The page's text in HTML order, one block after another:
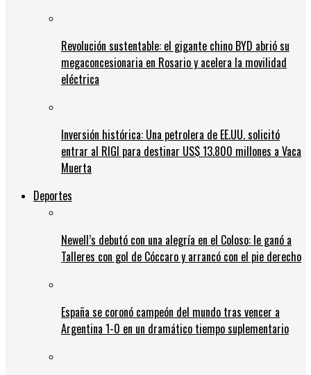
Revolución sustentable: el gigante chino BYD abrió su
megaconcesionaria en Rosario y acelera la movilidad
eléctrica
Inversión histórica: Una petrolera de EE.UU. solicitó
entrar al RIGI para destinar US$ 13.800 millones a Vaca
Muerta
Deportes
Newell’s debutó con una alegría en el Coloso: le ganó a
Talleres con gol de Cóccaro y arrancó con el pie derecho
España se coronó campeón del mundo tras vencer a
Argentina 1-0 en un dramático tiempo suplementario